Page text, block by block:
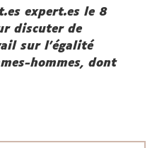
expert.es le 8
discuter de
sur l’égalité
hommes, dont